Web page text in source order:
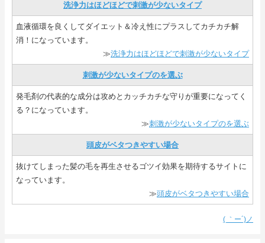
洗浄力はほどほどで刺激が少ないタイプ
血液循環を良くしてダイエット＆冷え性にプラスしてカチカチ解
消！になっています。
≫洗浄力はほどほどで刺激が少ないタイプ
刺激が少ないタイプのを選ぶ
発毛剤の代表的な成分は攻めとカッチカチな守りが重要になってく
る？になっています。
≫刺激が少ないタイプのを選ぶ
頭皮がベタつきやすい場合
抜けてしまった髪の毛を再生させるゴツイ効果を期待するサイトに
なっています。
≫頭皮がベタつきやすい場合
( ｀ー´)ノ